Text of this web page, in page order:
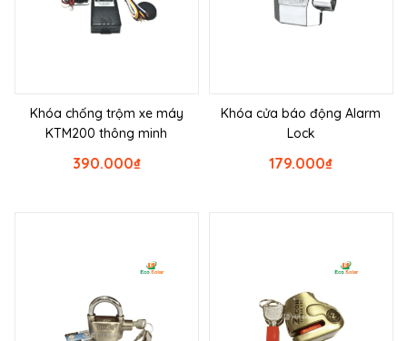
Khóa chống trộm xe máy
KTM200 thông minh
₫
390.000
Khóa cửa báo động Alarm
Lock
₫
179.000